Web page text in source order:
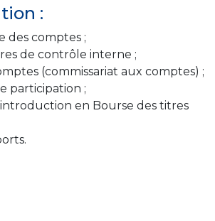
:
des comptes ;
de contrôle interne ;
(commissariat aux comptes) ;
participation ;
en Bourse des titres